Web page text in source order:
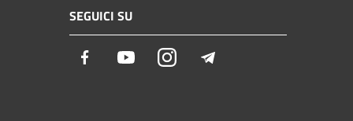
SEGUICI SU
Facebook YoutubeInstagram